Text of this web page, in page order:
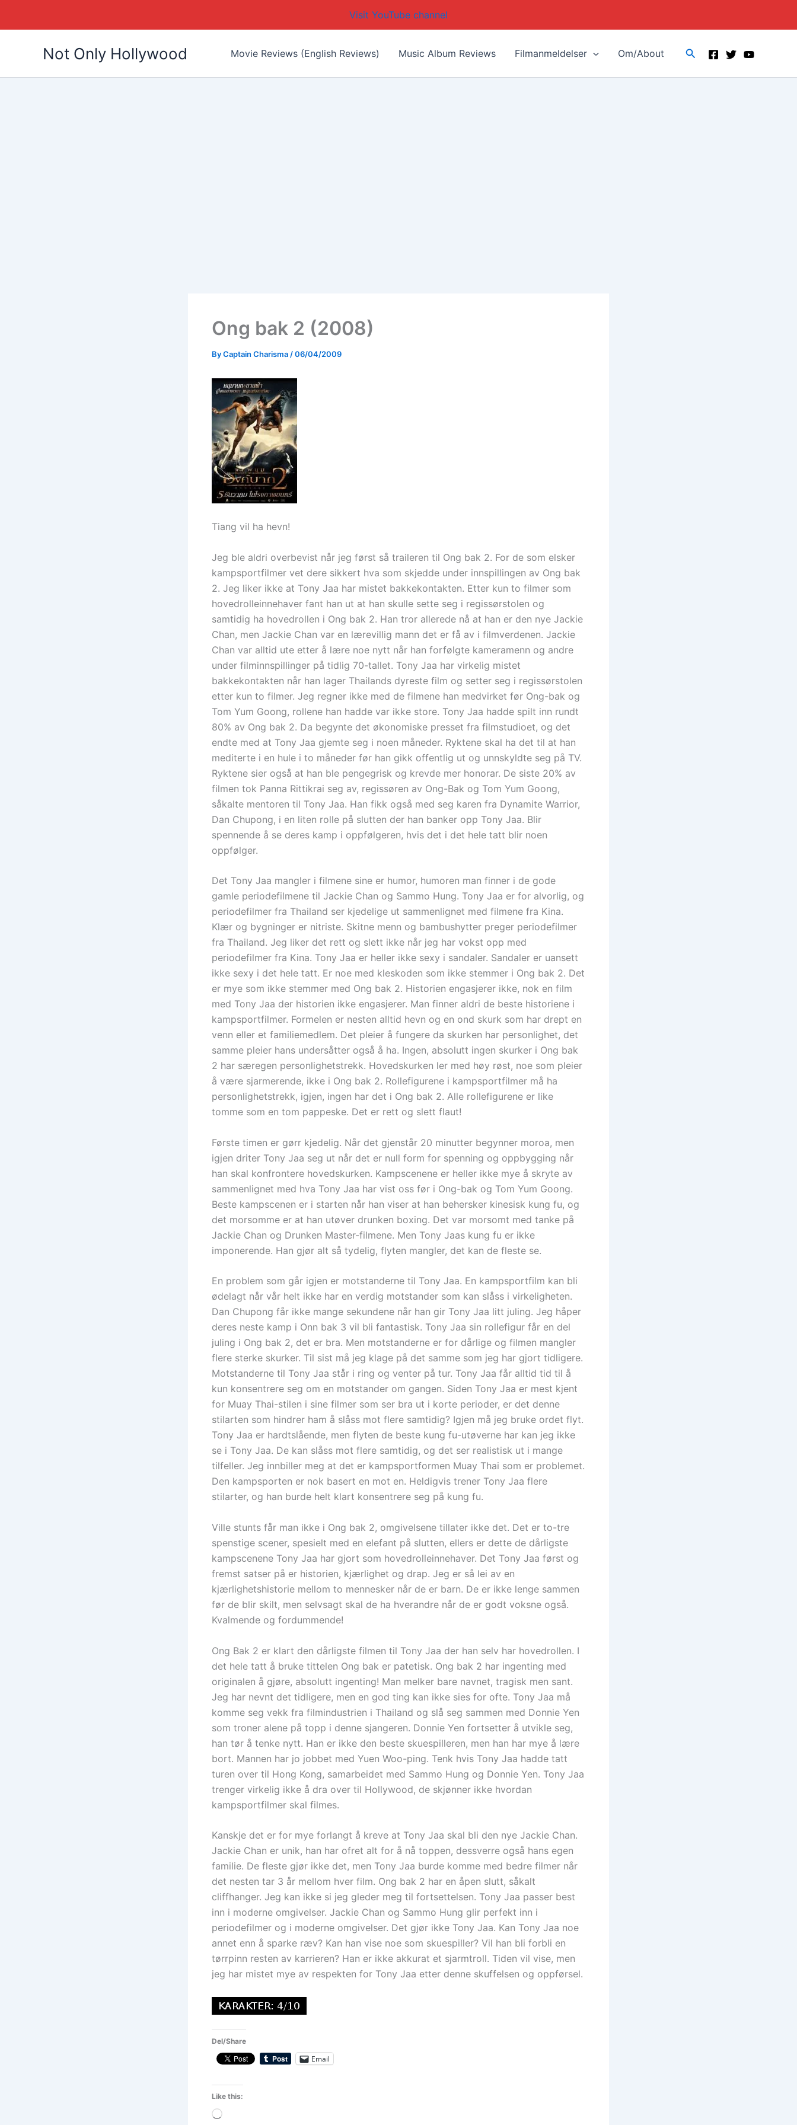
Visit YouTube channel
Not Only Hollywood Movie Reviews (English Reviews) Music Album Reviews Filmanmeldelser Om/About Search
Ong bak 2 (2008)
ByCaptain Charisma/06/04/2009
Tiang vil ha hevn!
Jeg ble aldri overbevist når jeg først så traileren til Ong bak 2. For de som elsker
kampsportfilmer vet dere sikkert hva som skjedde under innspillingen av Ong bak
2. Jeg liker ikke at Tony Jaa har mistet bakkekontakten. Etter kun to filmer som
hovedrolleinnehaver fant han ut at han skulle sette seg i regissørstolen og
samtidig ha hovedrollen i Ong bak 2. Han tror allerede nå at han er den nye Jackie
Chan, men Jackie Chan var en lærevillig mann det er få av i filmverdenen. Jackie
Chan var alltid ute etter å lære noe nytt når han forfølgte kameramenn og andre
under filminnspillinger på tidlig 70-tallet. Tony Jaa har virkelig mistet
bakkekontakten når han lager Thailands dyreste film og setter seg i regissørstolen
etter kun to filmer. Jeg regner ikke med de filmene han medvirket før Ong-bak og
Tom Yum Goong, rollene han hadde var ikke store. Tony Jaa hadde spilt inn rundt
80% av Ong bak 2. Da begynte det økonomiske presset fra filmstudioet, og det
endte med at Tony Jaa gjemte seg i noen måneder. Ryktene skal ha det til at han
mediterte i en hule i to måneder før han gikk offentlig ut og unnskyldte seg på TV.
Ryktene sier også at han ble pengegrisk og krevde mer honorar. De siste 20% av
filmen tok Panna Rittikrai seg av, regissøren av Ong-Bak og Tom Yum Goong,
såkalte mentoren til Tony Jaa. Han fikk også med seg karen fra Dynamite Warrior,
Dan Chupong, i en liten rolle på slutten der han banker opp Tony Jaa. Blir
spennende å se deres kamp i oppfølgeren, hvis det i det hele tatt blir noen
oppfølger.
Det Tony Jaa mangler i filmene sine er humor, humoren man finner i de gode
gamle periodefilmene til Jackie Chan og Sammo Hung. Tony Jaa er for alvorlig, og
periodefilmer fra Thailand ser kjedelige ut sammenlignet med filmene fra Kina.
Klær og bygninger er nitriste. Skitne menn og bambushytter preger periodefilmer
fra Thailand. Jeg liker det rett og slett ikke når jeg har vokst opp med
periodefilmer fra Kina. Tony Jaa er heller ikke sexy i sandaler. Sandaler er uansett
ikke sexy i det hele tatt. Er noe med kleskoden som ikke stemmer i Ong bak 2. Det
er mye som ikke stemmer med Ong bak 2. Historien engasjerer ikke, nok en film
med Tony Jaa der historien ikke engasjerer. Man finner aldri de beste historiene i
kampsportfilmer. Formelen er nesten alltid hevn og en ond skurk som har drept en
venn eller et familiemedlem. Det pleier å fungere da skurken har personlighet, det
samme pleier hans undersåtter også å ha. Ingen, absolutt ingen skurker i Ong bak
2 har særegen personlighetstrekk. Hovedskurken ler med høy røst, noe som pleier
å være sjarmerende, ikke i Ong bak 2. Rollefigurene i kampsportfilmer må ha
personlighetstrekk, igjen, ingen har det i Ong bak 2. Alle rollefigurene er like
tomme som en tom pappeske. Det er rett og slett flaut!
Første timen er gørr kjedelig. Når det gjenstår 20 minutter begynner moroa, men
igjen driter Tony Jaa seg ut når det er null form for spenning og oppbygging når
han skal konfrontere hovedskurken. Kampscenene er heller ikke mye å skryte av
sammenlignet med hva Tony Jaa har vist oss før i Ong-bak og Tom Yum Goong.
Beste kampscenen er i starten når han viser at han behersker kinesisk kung fu, og
det morsomme er at han utøver drunken boxing. Det var morsomt med tanke på
Jackie Chan og Drunken Master-filmene. Men Tony Jaas kung fu er ikke
imponerende. Han gjør alt så tydelig, flyten mangler, det kan de fleste se.
En problem som går igjen er motstanderne til Tony Jaa. En kampsportfilm kan bli
ødelagt når vår helt ikke har en verdig motstander som kan slåss i virkeligheten.
Dan Chupong får ikke mange sekundene når han gir Tony Jaa litt juling. Jeg håper
deres neste kamp i Onn bak 3 vil bli fantastisk. Tony Jaa sin rollefigur får en del
juling i Ong bak 2, det er bra. Men motstanderne er for dårlige og filmen mangler
flere sterke skurker. Til sist må jeg klage på det samme som jeg har gjort tidligere.
Motstanderne til Tony Jaa står i ring og venter på tur. Tony Jaa får alltid tid til å
kun konsentrere seg om en motstander om gangen. Siden Tony Jaa er mest kjent
for Muay Thai-stilen i sine filmer som ser bra ut i korte perioder, er det denne
stilarten som hindrer ham å slåss mot flere samtidig? Igjen må jeg bruke ordet flyt.
Tony Jaa er hardtslående, men flyten de beste kung fu-utøverne har kan jeg ikke
se i Tony Jaa. De kan slåss mot flere samtidig, og det ser realistisk ut i mange
tilfeller. Jeg innbiller meg at det er kampsportformen Muay Thai som er problemet.
Den kampsporten er nok basert en mot en. Heldigvis trener Tony Jaa flere
stilarter, og han burde helt klart konsentrere seg på kung fu.
Ville stunts får man ikke i Ong bak 2, omgivelsene tillater ikke det. Det er to-tre
spenstige scener, spesielt med en elefant på slutten, ellers er dette de dårligste
kampscenene Tony Jaa har gjort som hovedrolleinnehaver. Det Tony Jaa først og
fremst satser på er historien, kjærlighet og drap. Jeg er så lei av en
kjærlighetshistorie mellom to mennesker når de er barn. De er ikke lenge sammen
før de blir skilt, men selvsagt skal de ha hverandre når de er godt voksne også.
Kvalmende og fordummende!
Ong Bak 2 er klart den dårligste filmen til Tony Jaa der han selv har hovedrollen. I
det hele tatt å bruke tittelen Ong bak er patetisk. Ong bak 2 har ingenting med
originalen å gjøre, absolutt ingenting! Man melker bare navnet, tragisk men sant.
Jeg har nevnt det tidligere, men en god ting kan ikke sies for ofte. Tony Jaa må
komme seg vekk fra filmindustrien i Thailand og slå seg sammen med Donnie Yen
som troner alene på topp i denne sjangeren. Donnie Yen fortsetter å utvikle seg,
han tør å tenke nytt. Han er ikke den beste skuespilleren, men han har mye å lære
bort. Mannen har jo jobbet med Yuen Woo-ping. Tenk hvis Tony Jaa hadde tatt
turen over til Hong Kong, samarbeidet med Sammo Hung og Donnie Yen. Tony Jaa
trenger virkelig ikke å dra over til Hollywood, de skjønner ikke hvordan
kampsportfilmer skal filmes.
Kanskje det er for mye forlangt å kreve at Tony Jaa skal bli den nye Jackie Chan.
Jackie Chan er unik, han har ofret alt for å nå toppen, dessverre også hans egen
familie. De fleste gjør ikke det, men Tony Jaa burde komme med bedre filmer når
det nesten tar 3 år mellom hver film. Ong bak 2 har en åpen slutt, såkalt
cliffhanger. Jeg kan ikke si jeg gleder meg til fortsettelsen. Tony Jaa passer best
inn i moderne omgivelser. Jackie Chan og Sammo Hung glir perfekt inn i
periodefilmer og i moderne omgivelser. Det gjør ikke Tony Jaa. Kan Tony Jaa noe
annet enn å sparke ræv? Kan han vise noe som skuespiller? Vil han bli forbli en
tørrpinn resten av karrieren? Han er ikke akkurat et sjarmtroll. Tiden vil vise, men
jeg har mistet mye av respekten for Tony Jaa etter denne skuffelsen og oppførsel.
Del/Share
Email
Like this:
Loading…